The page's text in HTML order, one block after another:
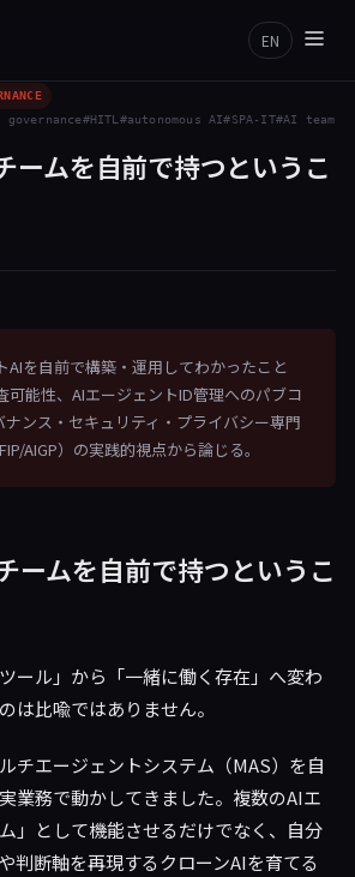
EN
governance HITL autonomous AI SPA-IT AI team
ームを自前で持つというこ
AIを自前で構築・運用してわかったこと
能性、AIエージェントID管理へのパブコ
ナンス・セキュリティ・プライバシー専門
AIGP）の実践的視点から論じる。
ームを自前で持つというこ
ール」から「一緒に働く存在」へ変わ
は比喩ではありません。
チエージェントシステム（MAS）を自
業務で動かしてきました。複数のAIエ
」として機能させるだけでなく、自分
判断軸を再現するクローンAIを育てる